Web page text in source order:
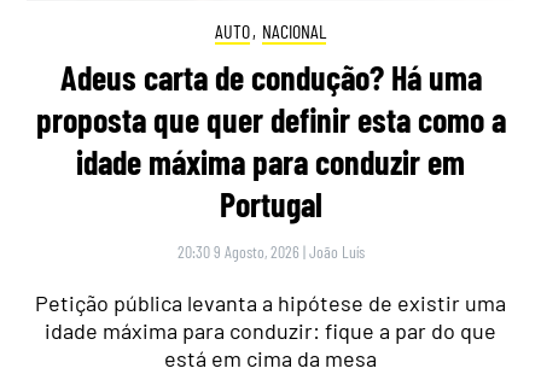
AUTO, NACIONAL
Adeus carta de condução? Há uma
proposta que quer definir esta como a
idade máxima para conduzir em
Portugal
20:30 9 Agosto, 2026 |João Luís
Petição pública levanta a hipótese de existir uma
idade máxima para conduzir: fique a par do que
está em cima da mesa